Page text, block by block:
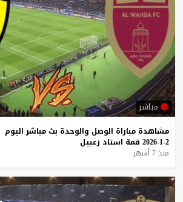
مباشر
مشاهدة مباراة الوصل والوحدة بث مباشر اليوم
2-1-2026
قمة استاد زعبيل
منذ 7 أشهر